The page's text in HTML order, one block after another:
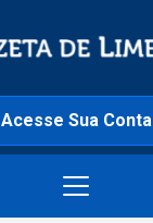
Acesse Sua Conta